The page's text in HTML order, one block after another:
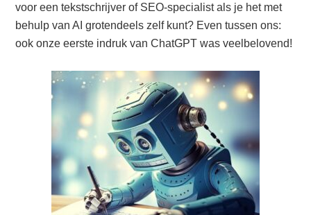
voor een tekstschrijver of SEO-specialist als je het met
behulp van AI grotendeels zelf kunt? Even tussen ons:
ook onze eerste indruk van ChatGPT was veelbelovend!